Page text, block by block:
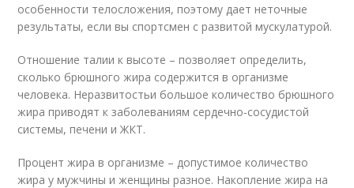
особенности телосложения, поэтому дает неточные
результаты, если вы спортсмен с развитой мускулатурой.
Отношение талии к высоте – позволяет определить,
сколько брюшного жира содержится в организме
человека. Неразвитостьи большое количество брюшного
жира приводят к заболеваниям сердечно-сосудистой
системы, печени и ЖКТ.
Процент жира в организме – допустимое количество
жира у мужчины и женщины разное. Накопление жира на